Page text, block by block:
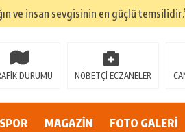
ve insan sevgisinin en güçlü
mi?
DURUMU NÖBETÇİ ECZANELER
SPOR MAGAZİN FOTO GALERİ